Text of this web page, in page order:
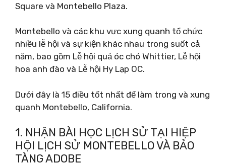
Square và Montebello Plaza.
Montebello và các khu vực xung quanh tổ chức
nhiều lễ hội và sự kiện khác nhau trong suốt cả
năm, bao gồm Lễ hội quả óc chó Whittier, Lễ hội
hoa anh đào và Lễ hội Hy Lạp OC.
Dưới đây là 15 điều tốt nhất để làm trong và xung
quanh Montebello, California.
1. NHẬN BÀI HỌC LỊCH SỬ TẠI HIỆP
HỘI LỊCH SỬ MONTEBELLO VÀ BẢO
TÀNG ADOBE